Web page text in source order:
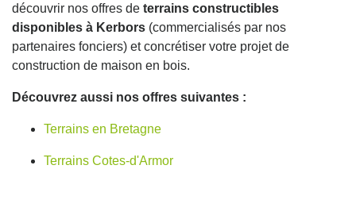
découvrir nos offres de terrains constructibles
disponibles à Kerbors (commercialisés par nos
partenaires fonciers) et concrétiser votre projet de
construction de maison en bois.
Découvrez aussi nos offres suivantes :
Terrains en Bretagne
Terrains Cotes-d'Armor